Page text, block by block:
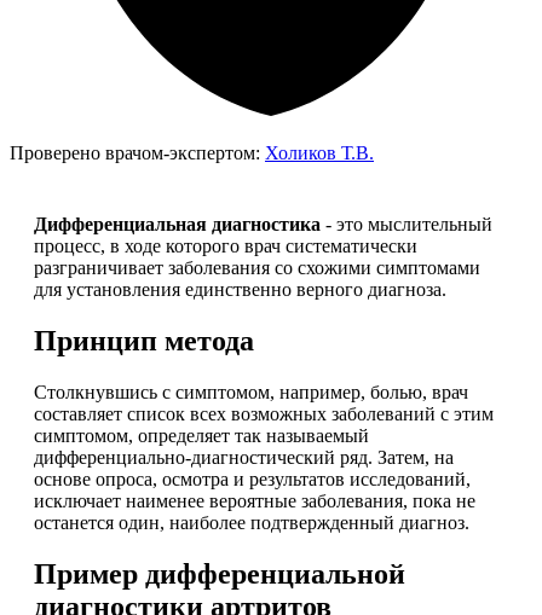
Проверено врачом-экспертом: Холиков Т.В.
Дифференциальная диагностика - это мыслительный
процесс, в ходе которого врач систематически
разграничивает заболевания со схожими симптомами
для установления единственно верного диагноза.
Принцип метода
Столкнувшись с симптомом, например, болью, врач
составляет список всех возможных заболеваний с этим
симптомом, определяет так называемый
дифференциально-диагностический ряд. Затем, на
основе опроса, осмотра и результатов исследований,
исключает наименее вероятные заболевания, пока не
останется один, наиболее подтвержденный диагноз.
Пример дифференциальной
диагностики артритов